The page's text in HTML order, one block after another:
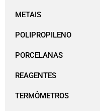
METAIS
POLIPROPILENO
PORCELANAS
REAGENTES
TERMÔMETROS